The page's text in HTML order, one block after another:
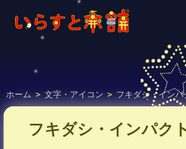
ホーム > 文字・アイコン > フキダシ・インパ
フキダシ・インパクト